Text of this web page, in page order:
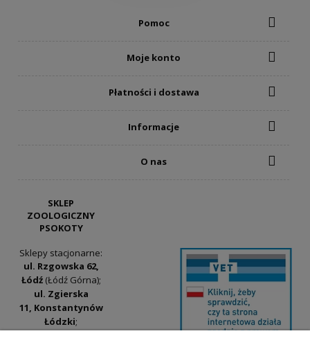
Pomoc
Moje konto
Płatności i dostawa
Informacje
O nas
SKLEP
ZOOLOGICZNY
PSOKOTY
Sklepy stacjonarne:
ul. Rzgowska 62,
Łódź(Łódź Górna);
ul. Zgierska
11, Konstantynów
Łódzki;